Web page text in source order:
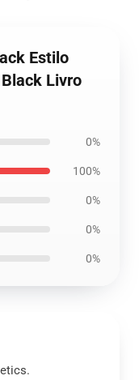
Estilo
Livro
0%
100%
0%
0%
0%